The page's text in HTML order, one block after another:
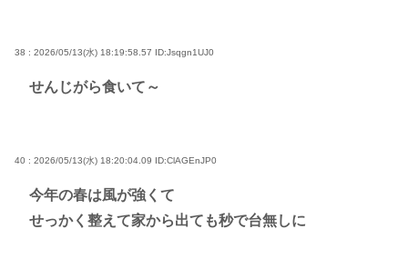
38 : 2026/05/13(水) 18:19:58.57 ID:Jsqgn1UJ0
せんじがら食いて～
40 : 2026/05/13(水) 18:20:04.09 ID:ClAGEnJP0
今年の春は風が強くて
せっかく整えて家から出ても秒で台無しに